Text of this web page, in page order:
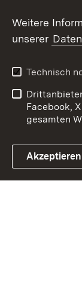
Link zum
Kontakt
Barrierefreiheit
Impressum
Weitere
unserer
Technisch
Facebook,
gesamten
Akzeptieren